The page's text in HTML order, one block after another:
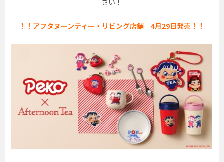
！！アフタヌーンティー・リビング店舗 4月29日発売！！